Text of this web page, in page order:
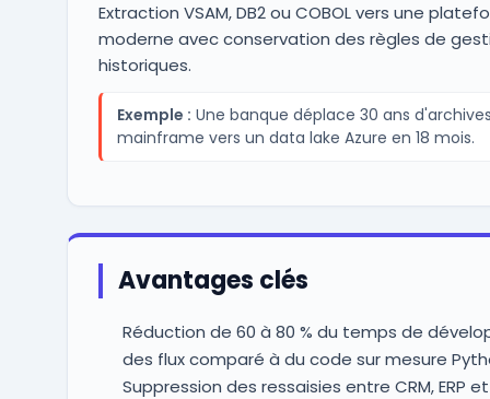
Extraction VSAM, DB2 ou COBOL vers une
moderne avec conservation des règles de
historiques.
Exemple : Une banque déplace 30 ans
mainframe vers un data lake Azure en 18 mois.
Avantages clés
Réduction de 60 à 80 % du temps de
des flux comparé à du code sur mesure
Suppression des ressaisies entre CRM, ERP